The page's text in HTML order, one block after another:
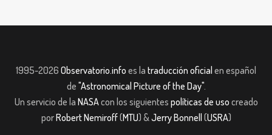
1995-2026 Observatorio.info es la traducción oficial en español
de "Astronomical Picture of the Day".
Un servicio de la NASAcon los siguientes políticas de uso creado
porRobert Nemiroff(MTU) &Jerry Bonnell (USRA)